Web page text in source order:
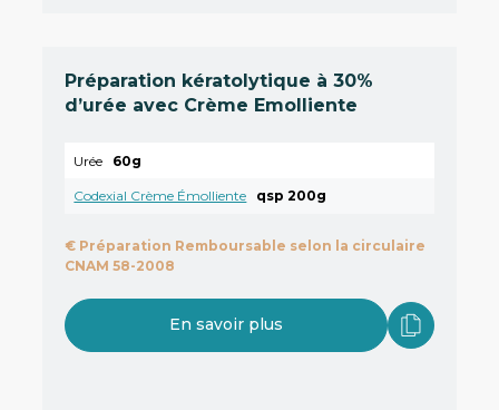
Préparation kératolytique à 30%
d’urée avec Crème Emolliente
Urée 60g
Codexial Crème Émolliente qsp 200g
€ Préparation Remboursable selon la circulaire
CNAM 58-2008
En savoir plus